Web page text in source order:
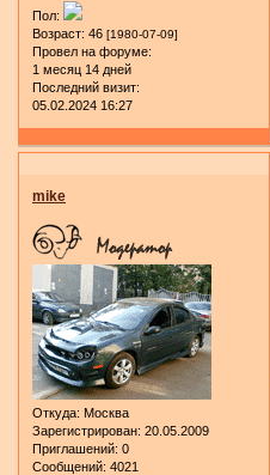
Пол:
Возраст: 46 [1980-07-09]
Провел на форуме:
1 месяц 14 дней
Последний визит:
05.02.2024 16:27
mike
Откуда: Москва
Зарегистрирован: 20.05.2009
Приглашений: 0
Сообщений: 4021